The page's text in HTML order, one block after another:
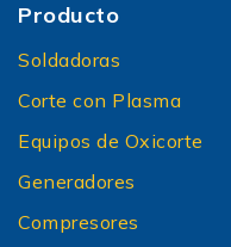
Producto
Soldadoras
Corte con Plasma
Equipos de Oxicorte
Generadores
Compresores